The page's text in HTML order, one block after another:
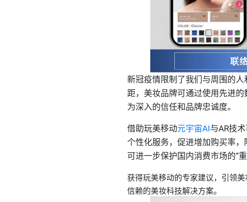
新冠疫情限制了我们与周围的
距，美妆品牌可通过使用先进
为深入的信任和品牌忠诚度。
借助玩美移动元宇宙AI与AR技术
个性化服务，促进增加购买率
可进一步保护国内消费市场的“重
获得玩美移动的专家建议，引领
信赖的美妆科技解决方案。